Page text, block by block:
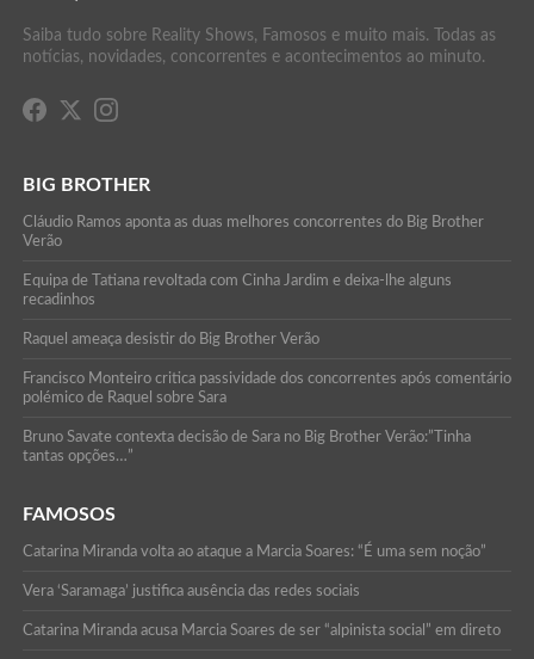
Saiba tudo sobre Reality Shows, Famosos e muito mais. Todas as
notícias, novidades, concorrentes e acontecimentos ao minuto.
BIG BROTHER
Cláudio Ramos aponta as duas melhores concorrentes do Big Brother
Verão
Equipa de Tatiana revoltada com Cinha Jardim e deixa-lhe alguns
recadinhos
Raquel ameaça desistir do Big Brother Verão
Francisco Monteiro critica passividade dos concorrentes após comentário
polémico de Raquel sobre Sara
Bruno Savate contexta decisão de Sara no Big Brother Verão:”Tinha
tantas opções…”
FAMOSOS
Catarina Miranda volta ao ataque a Marcia Soares: “É uma sem noção”
Vera ‘Saramaga’ justifica ausência das redes sociais
Catarina Miranda acusa Marcia Soares de ser “alpinista social” em direto